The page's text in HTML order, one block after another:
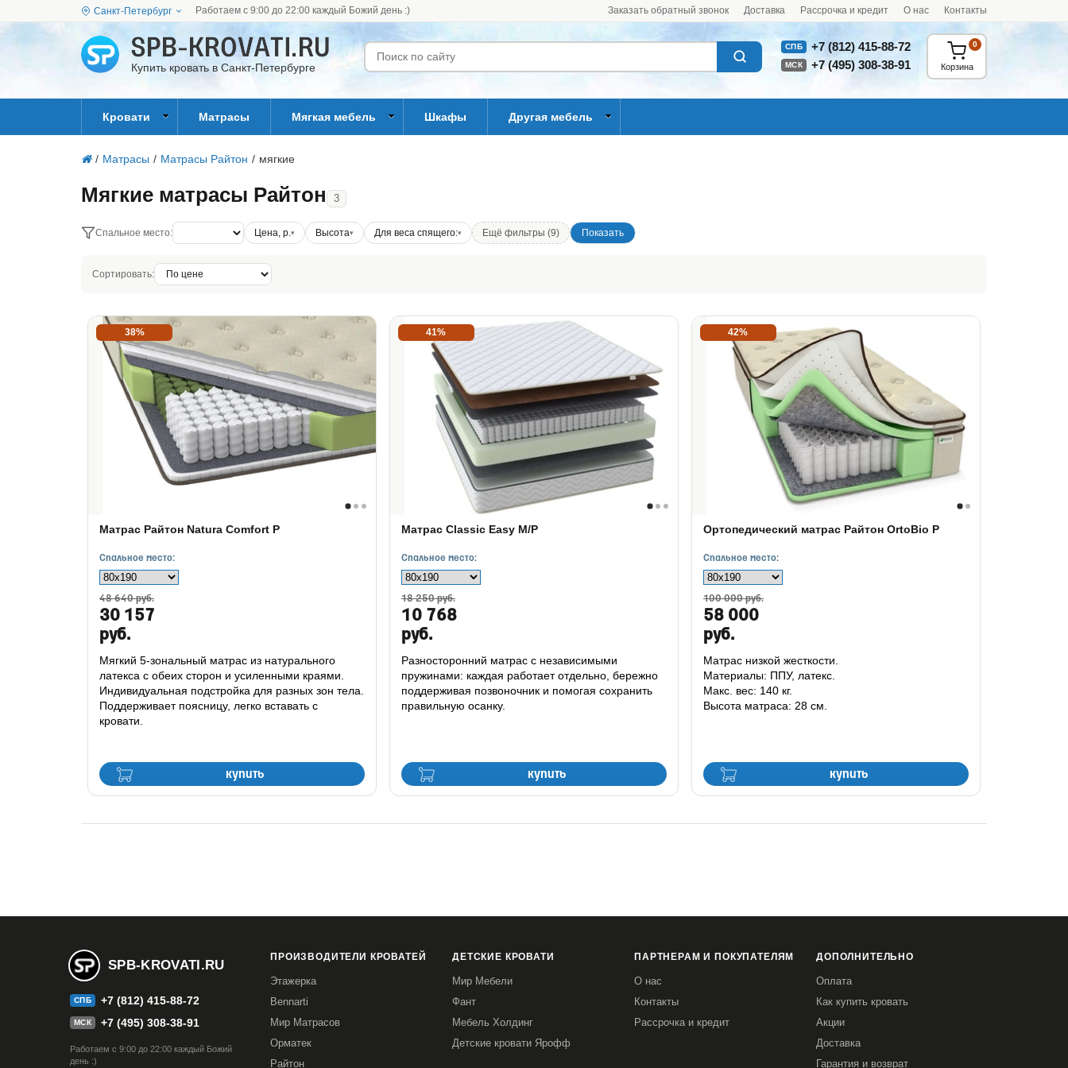
Санкт-Петербург Работаем с 9:00 до 22:00 каждый Божий день :) Заказать обратный звонок Доставка Рассрочка и кредит О нас Контакты
Купить кровать в Санкт-Петербурге
СПБ +7 (812) 415-88-72
МСК +7 (495) 308-38-91 Корзина
0
Кровати Матрасы Мягкая мебель Шкафы Другая мебель
/ Матрасы / Матрасы Райтон / мягкие
Мягкие матрасы Райтон 3
Спальное место: Цена, р. Высота Для веса спящего: Ещё фильтры (9)
Сортировать:
38%
Матрас Райтон Natura Comfort P
Спальное место:
48 640 руб.
30 157
руб.
купить
Мягкий 5-зональный матрас из натурального
латекса с обеих сторон и усиленными краями.
Индивидуальная подстройка для разных зон тела.
Поддерживает поясницу, легко вставать с
кровати.
41%
Матрас Classic Easy M/P
Спальное место:
18 250 руб.
10 768
руб.
купить
Разносторонний матрас с независимыми
пружинами: каждая работает отдельно, бережно
поддерживая позвоночник и помогая сохранить
правильную осанку.
42%
Ортопедический матрас Райтон OrtoBio P
Спальное место:
100 000 руб.
58 000
руб.
купить
Матрас низкой жесткости.
Материалы: ППУ, латекс.
Макс. вес: 140 кг.
Высота матраса: 28 см.
SPB-KROVATI.RU
СПБ +7 (812) 415-88-72
МСК +7 (495) 308-38-91
Работаем с 9:00 до 22:00 каждый Божий
день :)
ПРОИЗВОДИТЕЛИ КРОВАТЕЙ
Этажерка
Bennarti
Мир Матрасов
Орматек
Райтон
ДЕТСКИЕ КРОВАТИ
Мир Мебели
Фант
Мебель Холдинг
Детские кровати Ярофф
ПАРТНЕРАМ И ПОКУПАТЕЛЯМ
О нас
Контакты
Рассрочка и кредит
ДОПОЛНИТЕЛЬНО
Оплата
Как купить кровать
Акции
Доставка
Гарантия и возврат